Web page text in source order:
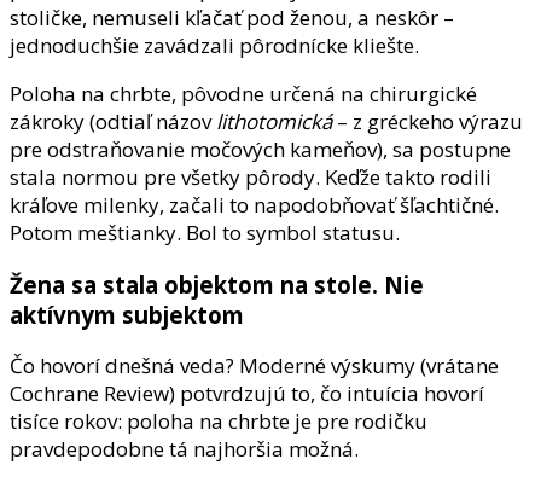
stoličke, nemuseli kľačať pod ženou, a neskôr –
jednoduchšie zavádzali pôrodnícke kliešte.
Poloha na chrbte, pôvodne určená na chirurgické
zákroky (odtiaľ názovlithotomická– z gréckeho výrazu
pre odstraňovanie močových kameňov), sa postupne
stala normou pre všetky pôrody. Keďže takto rodili
kráľove milenky, začali to napodobňovať šľachtičné.
Potom meštianky. Bol to symbol statusu.
Žena sa stala objektom na stole. Nie
aktívnym subjektom
Čo hovorí dnešná veda? Moderné výskumy (vrátane
Cochrane Review) potvrdzujú to, čo intuícia hovorí
tisíce rokov: poloha na chrbte je pre rodičku
pravdepodobne tá najhoršia možná.